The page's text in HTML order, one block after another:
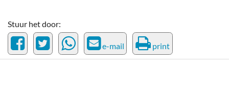
Stuur het door:
e-mail print